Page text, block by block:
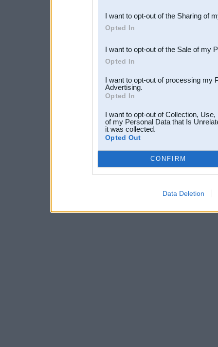
Downstream Participants
third parties.
I want to opt-out of the Sharing of
Opted In
I want to opt-out of the Sale of my
Opted In
I want to opt-out of processing my
Advertising.
Opted In
I want to opt-out of Collection,
of my Personal Data that Is
it was collected.
Opted Out
CONFIRM
Data Deletion